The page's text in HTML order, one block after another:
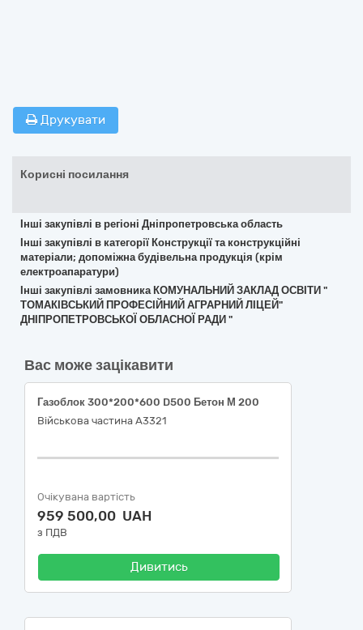
Друкувати
Корисні посилання
Інші закупівлі в регіоні Дніпропетровська область
Інші закупівлі в категорії Конструкції та конструкційні
матеріали; допоміжна будівельна продукція (крім
електроапаратури)
Інші закупівлі замовника КОМУНАЛЬНИЙ ЗАКЛАД ОСВІТИ "
ТОМАКІВСЬКИЙ ПРОФЕСІЙНИЙ АГРАРНИЙ ЛІЦЕЙ"
ДНІПРОПЕТРОВСЬКОЇ ОБЛАСНОЇ РАДИ "
Вас може зацікавити
Газоблок 300*200*600 D500 Бетон М 200
Військова частина А3321
Очікувана вартість
959 500,00 UAH
з ПДВ
Дивитись